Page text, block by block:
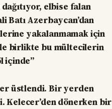
elbise falan
Batı Azerbaycan’dan
yakalanmamak için
birlikte bu mültecilerin
içinde”
üstlendi. Bir yerden
Kelecer’den dönerken bir